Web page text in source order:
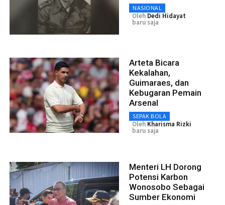
NASIONAL
Oleh Dedi Hidayat
baru saja
Arteta Bicara
Kekalahan,
Guimaraes, dan
Kebugaran Pemain
Arsenal
SEPAK BOLA
Oleh Kharisma Rizki
baru saja
Menteri LH Dorong
Potensi Karbon
Wonosobo Sebagai
Sumber Ekonomi